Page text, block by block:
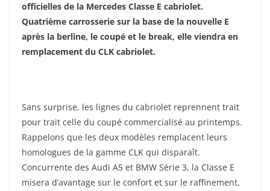
officielles de la Mercedes Classe E cabriolet.
Quatrième carrosserie sur la base de la nouvelle E
après la berline, le coupé et le break, elle viendra en
remplacement du CLK cabriolet.
Sans surprise, les lignes du cabriolet reprennent trait
pour trait celle du coupé commercialisé au printemps.
Rappelons que les deux modèles remplacent leurs
homologues de la gamme CLK qui disparaît.
Concurrente des Audi A5 et BMW Série 3, la Classe E
misera d’avantage sur le confort et sur le raffinement,